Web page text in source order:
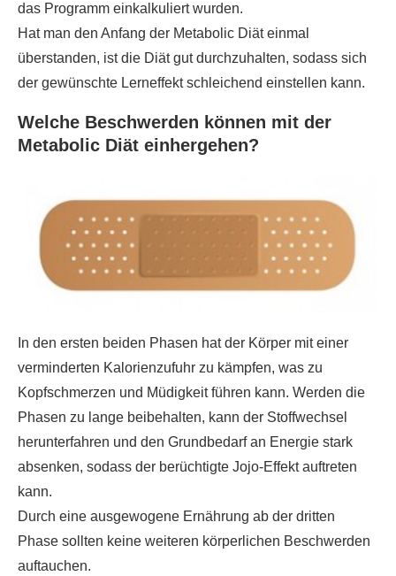
das Programm einkalkuliert wurden.
Hat man den Anfang der Metabolic Diät einmal
überstanden, ist die Diät gut durchzuhalten, sodass sich
der gewünschte Lerneffekt schleichend einstellen kann.
Welche Beschwerden können mit der
Metabolic Diät einhergehen?
In den ersten beiden Phasen hat der Körper mit einer
verminderten Kalorienzufuhr zu kämpfen, was zu
Kopfschmerzen und Müdigkeit führen kann. Werden die
Phasen zu lange beibehalten, kann der Stoffwechsel
herunterfahren und den Grundbedarf an Energie stark
absenken, sodass der berüchtigte Jojo-Effekt auftreten
kann.
Durch eine ausgewogene Ernährung ab der dritten
Phase sollten keine weiteren körperlichen Beschwerden
auftauchen.